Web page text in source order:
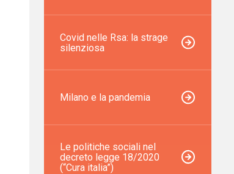
Covid nelle Rsa: la strage
silenziosa
Milano e la pandemia
Le politiche sociali nel
decreto legge 18/2020
(“Cura italia”)